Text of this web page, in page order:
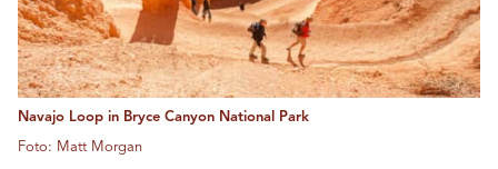
Navajo Loop in Bryce Canyon National Park
Foto: Matt Morgan